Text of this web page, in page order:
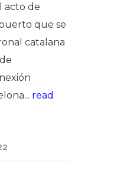
acto de
que se
catalana
read